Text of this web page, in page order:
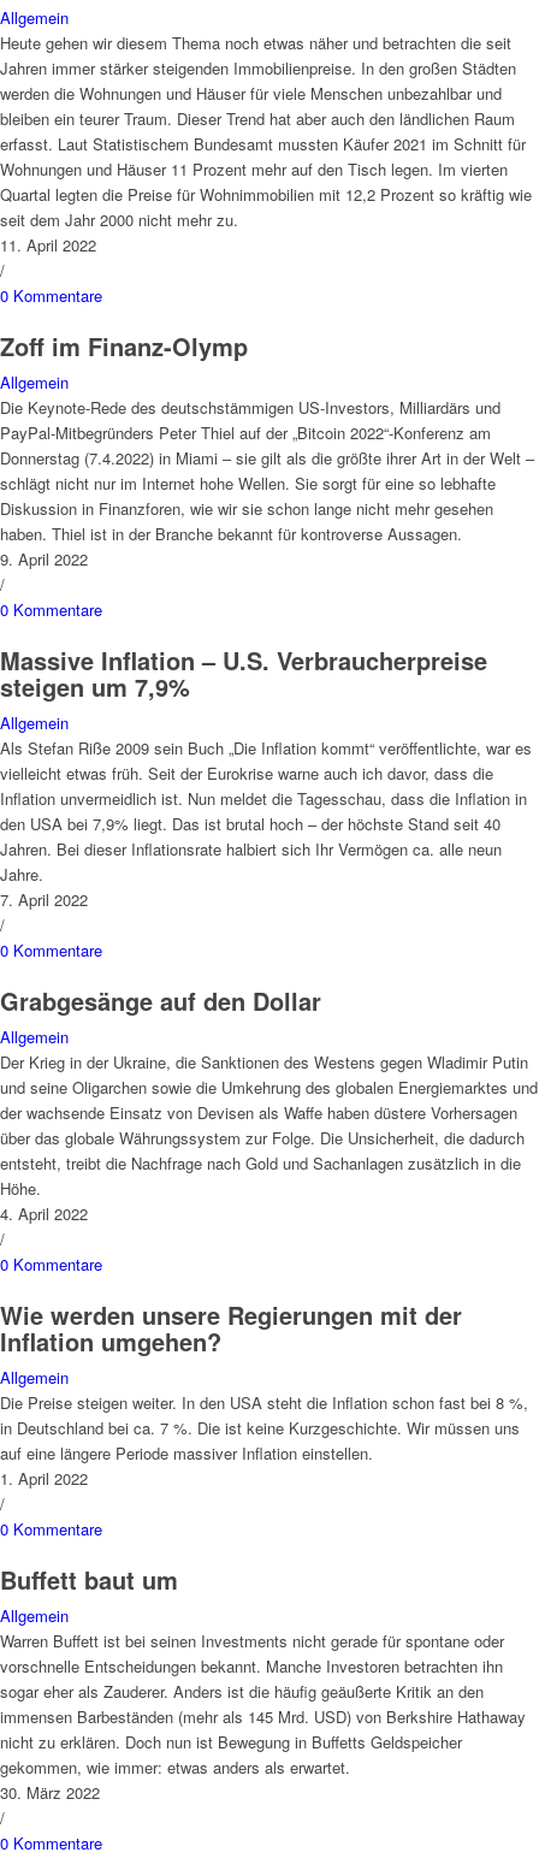
Allgemein
Heute gehen wir diesem Thema noch etwas näher und betrachten die seit
Jahren immer stärker steigenden Immobilienpreise. In den großen Städten
werden die Wohnungen und Häuser für viele Menschen unbezahlbar und
bleiben ein teurer Traum. Dieser Trend hat aber auch den ländlichen Raum
erfasst. Laut Statistischem Bundesamt mussten Käufer 2021 im Schnitt für
Wohnungen und Häuser 11 Prozent mehr auf den Tisch legen. Im vierten
Quartal legten die Preise für Wohnimmobilien mit 12,2 Prozent so kräftig wie
seit dem Jahr 2000 nicht mehr zu.
11. April 2022
/
0 Kommentare
Zoff im Finanz-Olymp
Allgemein
Die Keynote-Rede des deutschstämmigen US-Investors, Milliardärs und
PayPal-Mitbegründers Peter Thiel auf der „Bitcoin 2022“-Konferenz am
Donnerstag (7.4.2022) in Miami – sie gilt als die größte ihrer Art in der Welt –
schlägt nicht nur im Internet hohe Wellen. Sie sorgt für eine so lebhafte
Diskussion in Finanzforen, wie wir sie schon lange nicht mehr gesehen
haben. Thiel ist in der Branche bekannt für kontroverse Aussagen.
9. April 2022
/
0 Kommentare
Massive Inflation – U.S. Verbraucherpreise
steigen um 7,9%
Allgemein
Als Stefan Riße 2009 sein Buch „Die Inflation kommt“ veröffentlichte, war es
vielleicht etwas früh. Seit der Eurokrise warne auch ich davor, dass die
Inflation unvermeidlich ist. Nun meldet die Tagesschau, dass die Inflation in
den USA bei 7,9% liegt. Das ist brutal hoch – der höchste Stand seit 40
Jahren. Bei dieser Inflationsrate halbiert sich Ihr Vermögen ca. alle neun
Jahre.
7. April 2022
/
0 Kommentare
Grabgesänge auf den Dollar
Allgemein
Der Krieg in der Ukraine, die Sanktionen des Westens gegen Wladimir Putin
und seine Oligarchen sowie die Umkehrung des globalen Energiemarktes und
der wachsende Einsatz von Devisen als Waffe haben düstere Vorhersagen
über das globale Währungssystem zur Folge. Die Unsicherheit, die dadurch
entsteht, treibt die Nachfrage nach Gold und Sachanlagen zusätzlich in die
Höhe.
4. April 2022
/
0 Kommentare
Wie werden unsere Regierungen mit der
Inflation umgehen?
Allgemein
Die Preise steigen weiter. In den USA steht die Inflation schon fast bei 8 %,
in Deutschland bei ca. 7 %. Die ist keine Kurzgeschichte. Wir müssen uns
auf eine längere Periode massiver Inflation einstellen.
1. April 2022
/
0 Kommentare
Buffett baut um
Allgemein
Warren Buffett ist bei seinen Investments nicht gerade für spontane oder
vorschnelle Entscheidungen bekannt. Manche Investoren betrachten ihn
sogar eher als Zauderer. Anders ist die häufig geäußerte Kritik an den
immensen Barbeständen (mehr als 145 Mrd. USD) von Berkshire Hathaway
nicht zu erklären. Doch nun ist Bewegung in Buffetts Geldspeicher
gekommen, wie immer: etwas anders als erwartet.
30. März 2022
/
0 Kommentare